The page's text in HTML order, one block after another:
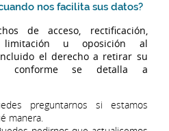
nos facilita sus datos?
de acceso, rectificación,
limitación u oposición al
el derecho a retirar su
conforme se detalla a
preguntarnos si estamos
manera.